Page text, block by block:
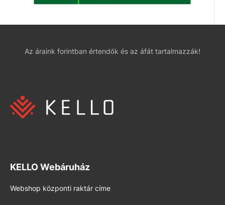
Az áraink forintban értendők és az áfát tartalmazzák!
KELLO Webáruház
Webshop központi raktár címe